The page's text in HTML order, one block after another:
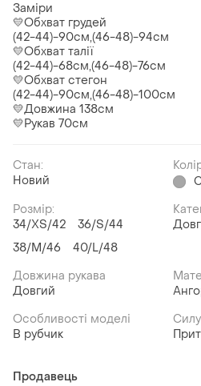
Заміри
💛Обхват грудей
(42-44)-90см,(46-48)-94см
💛Обхват талії
(42-44)-68см,(46-48)-76см
💛Обхват стегон
(42-44)-90см,(46-48)-100см
💛Довжина 138см
💛Рукав 70см
Стан:
Новий
Розмір:
34/XS/42
36/S/44
38/M/46
40/L/48
Довжина рукава
Довгий
Особливості моделі
В рубчик
Продавець